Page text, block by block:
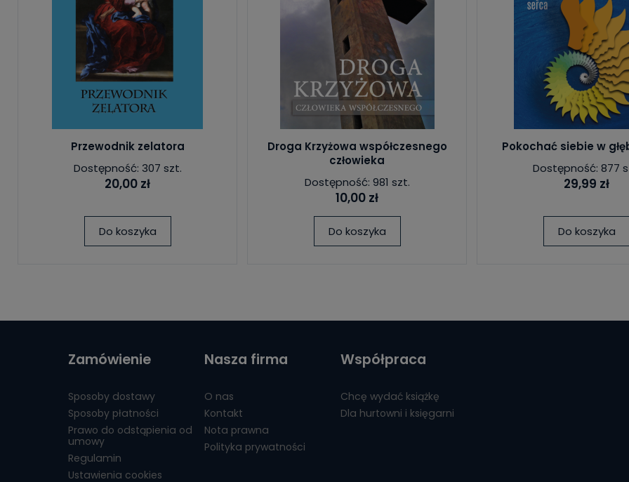
Przewodnik zelatora
Dostępność: 307 szt.
20,00 zł
Do koszyka
Droga Krzyżowa współczesnego
człowieka
Dostępność: 981 szt.
10,00 zł
Do koszyka
Pokochać siebie w
Dostępność: 877
29,99 zł
Do koszyka
Zamówienie
Sposoby dostawy
Sposoby płatności
Prawo do odstąpienia od
umowy
Regulamin
Ustawienia cookies
Nasza firma
O nas
Kontakt
Nota prawna
Polityka prywatności
Współpraca
Chcę wydać książkę
Dla hurtowni i księgarni